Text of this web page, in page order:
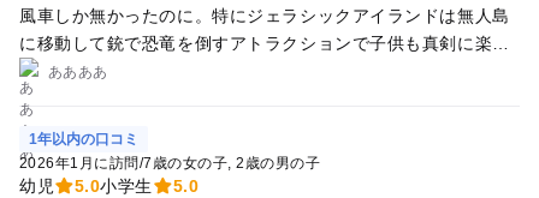
風車しか無かったのに。特にジェラシックアイランドは無人島
に移動して銃で恐竜を倒すアトラクションで子供も真剣に楽し
んでいました。他のテーマパークでは体験した事が無かったの
で斬新でした。全工程2時間半の価値はあったと思います。GW
に行きましたが整理券配布開始の10時の段階で20組くらい待っ
てました。自分は家族のパスポート持って9時から並んでまし
たが10時に到着すれば整理券をゲットできると思います。整理
ああああ
1年以内の口コミ
2026年1月に訪問/7歳の女の子 2歳の男の子
幼児 5.0小学生
5.0